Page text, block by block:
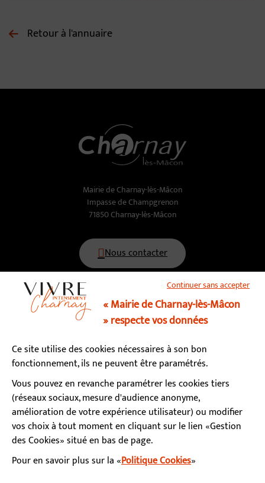
Retour à l'annuaire
Mairie de Charnay-lès-Mâcon
Impasse de Champgrenon
71850 Charnay-lès-Mâcon
Nous contacter
03 85 34 15 70
Lundi, mardi, mercredi, vendredi : 9h - 12h / 13h - 17h
Jeudi : fermé le matin / 13h - 17h
Samedi : 9h - 12h (permanence état-civil)
S’abonner à la newsletter
FacebookInstagram
YouTubeLinkedInCalaméo
Continuer sans accepter
« Mairie de Charnay-lès-Mâcon
» respecte vos données
Ce site utilise des cookies nécessaires à son bon
fonctionnement, ils ne peuvent être paramétrés.
Vous pouvez en revanche paramétrer les cookies tiers
(réseaux sociaux, mesure d'audience anonyme,
amélioration de votre expérience utilisateur) ou modifier
vos choix à tout moment en cliquant sur le lien «Gestion
des Cookies» situé en bas de page.
Pour en savoir plus sur la «Politique Cookies»